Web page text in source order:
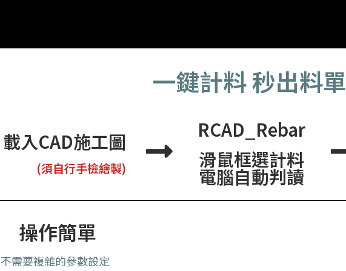
一鍵計料 秒出料單
載入CAD施工圖
(須自行手檢繪製)
RCAD_Rebar
滑鼠框選計料
電腦自動判讀
操作簡單
不需要複雜的參數設定